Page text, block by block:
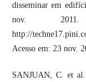
disseminar em
nov.
http://
Acesso em: 23 nov.
SANJUAN, C. et